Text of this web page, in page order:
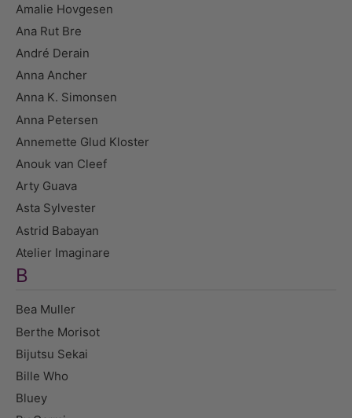
Amalie Hovgesen
Ana Rut Bre
André Derain
Anna Ancher
Anna K. Simonsen
Anna Petersen
Annemette Glud Kloster
Anouk van Cleef
Arty Guava
Asta Sylvester
Astrid Babayan
Atelier Imaginare
B
Bea Muller
Berthe Morisot
Bijutsu Sekai
Bille Who
Bluey